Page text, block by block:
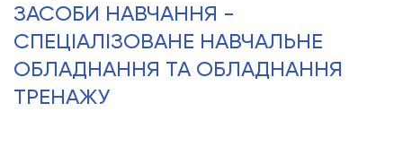
ЗАСОБИ НАВЧАННЯ -
СПЕЦІАЛІЗОВАНЕ НАВЧАЛЬНЕ
ОБЛАДНАННЯ ТА ОБЛАДНАННЯ
ТРЕНАЖУ